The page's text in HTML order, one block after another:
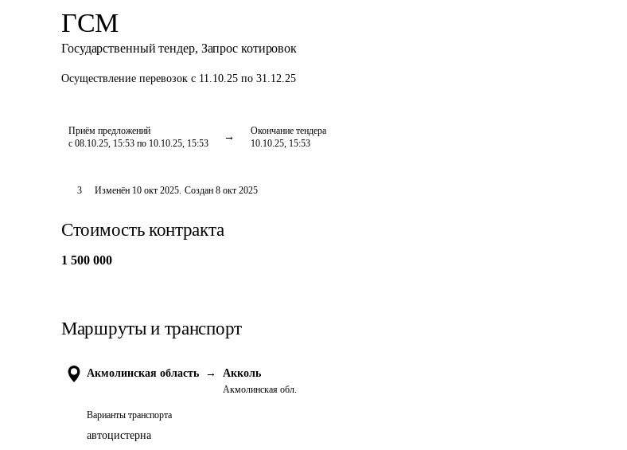
ГСМ
Государственный тендер, Запрос котировок
Осуществление перевозок с 11.10.25 по 31.12.25
Приём предложений
с 08.10.25, 15:53 по 10.10.25, 15:53
Окончание тендера
10.10.25, 15:53
3 Изменён 10 окт 2025. Создан 8 окт 2025
Стоимость контракта
1 500 000
Маршруты и транспорт
Акмолинская область → Акколь
Акмолинская обл.
Варианты транспорта
автоцистерна